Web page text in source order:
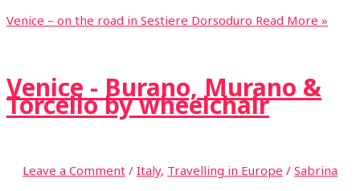
Venice – on the road in Sestiere Dorsoduro Read More »
Venice - Burano, Murano &
Torcello by wheelchair
Leave a Comment / Italy, Travelling in Europe / Sabrina